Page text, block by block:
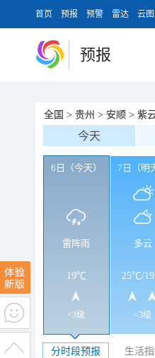
首页 预报 预警 雷达 云图
预报
全国 > 贵州 > 安顺 > 紫
今天
6日（今天）
雷阵雨
19℃
<3级
7日（明
多云
25℃/
<3级
分时段预报 生活